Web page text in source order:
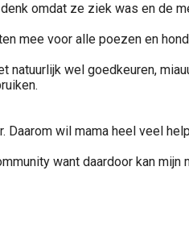
omdat ze ziek was en de
mee voor alle poezen en
wel goedkeuren,
wil mama heel veel
want daardoor kan mijn